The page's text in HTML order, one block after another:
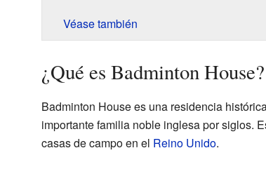
Véase también
¿Qué es Badminton House?
Badminton House es una residencia
importante familia noble inglesa por siglos.
casas de campo en el Reino Unido.